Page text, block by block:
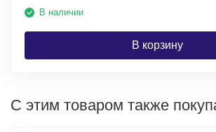
В наличии
В корзину
С этим товаром также